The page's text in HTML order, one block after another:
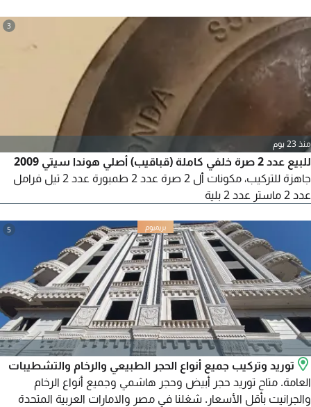
دايات للمكابس الصيني، الإيطالي، الألماني، وموينج. رولات بجميع
المقاسات. مناسبة لمعظم المكابس في مصر والشرق الأوسط.
معدات، مصانع، قطع غيار، علف، الجوهري يمكنكم الاتصال
3
منذ 23 يوم
للبيع عدد 2 صرة خلفي كاملة (قباقيب) أصلي هوندا سيتي 2009
جاهزة للتركيب، مكونات أل 2 صرة عدد 2 طمبورة عدد 2 تيل فرامل
عدد 2 ماستر عدد 2 بلية
5
توريد وتركيب جميع أنواع الحجر الطبيعي والرخام والتشطيبات
العامة. متاح توريد حجر أبيض وحجر هاشمي وجميع أنواع الرخام
والجرانيت بأقل الأسعار. شغلنا في مصر والامارات العربية المتحدة